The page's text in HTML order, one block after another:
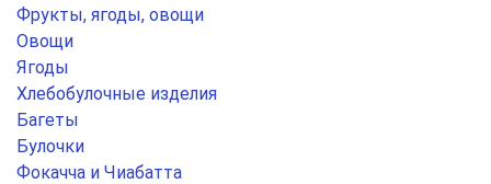
Фрукты, ягоды, овощи
Овощи
Ягоды
Хлебобулочные изделия
Багеты
Булочки
Фокачча и Чиабатта